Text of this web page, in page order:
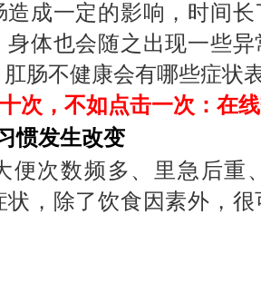
造成一定的影响，时间
身体也会随之出现一些
肠不健康会有哪些症状
次，不如点击一次：在
发生改变
次数频多、里急后重
状，除了饮食因素外，